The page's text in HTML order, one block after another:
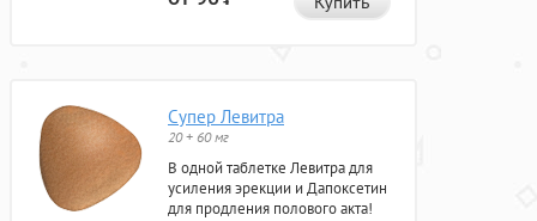
Супер Левитра
20 + 60 мг
В одной таблетке Левитра для
усиления эрекции и Дапоксетин
для продления полового акта!